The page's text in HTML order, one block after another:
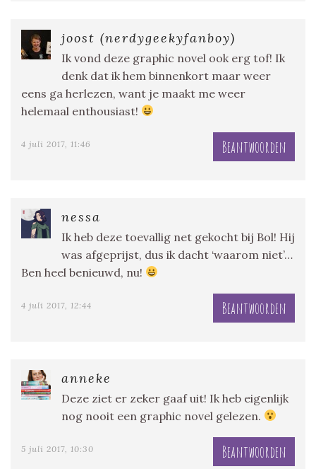
joost (nerdygeekyfanboy)
Ik vond deze graphic novel ook erg tof! Ik
denk dat ik hem binnenkort maar weer
eens ga herlezen, want je maakt me weer
helemaal enthousiast!
4 juli 2017, 11:46 Beantwoorden
nessa
Ik heb deze toevallig net gekocht bij Bol! Hij
was afgeprijst, dus ik dacht ‘waarom niet’…
Ben heel benieuwd, nu!
4 juli 2017, 12:44 Beantwoorden
anneke
Deze ziet er zeker gaaf uit! Ik heb eigenlijk
nog nooit een graphic novel gelezen.
5 juli 2017, 10:30 Beantwoorden